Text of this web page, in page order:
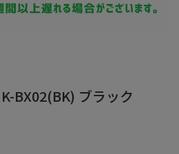
BX02(BK) ブラック